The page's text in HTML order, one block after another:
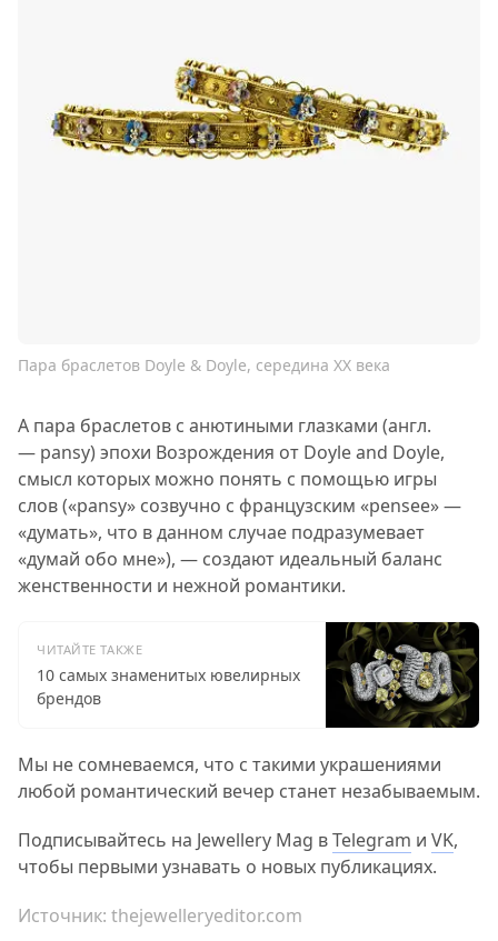
Пара браслетов Doyle & Doyle, середина XX века
А пара браслетов с анютиными глазками (англ.
— pansy) эпохи Возрождения от Doyle and Doyle,
смысл которых можно понять с помощью игры
слов («pansy» созвучно с французским «pensee» —
«думать», что в данном случае подразумевает
«думай обо мне»), — создают идеальный баланс
женственности и нежной романтики.
ЧИТАЙТЕ ТАКЖЕ
10 самых знаменитых ювелирных
брендов
Мы не сомневаемся, что с такими украшениями
любой романтический вечер станет незабываемым.
Подписывайтесь на Jewellery Mag вTelegram и VK,
чтобы первыми узнавать о новых публикациях.
Источник: thejewelleryeditor.com